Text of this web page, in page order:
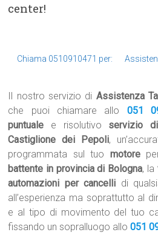
center!
Chiama 0510910471 per:
Il nostro servizio di Assistenza
che puoi chiamare allo 051
puntuale e risolutivo servizio
Castiglione dei Pepoli,
programmata sul tuo motore
battente in provincia di Bologna, la
automazioni per cancelli di
all’esperienza ma soprattutto al
e al tipo di movimento del tuo
fissando un sopralluogo allo051